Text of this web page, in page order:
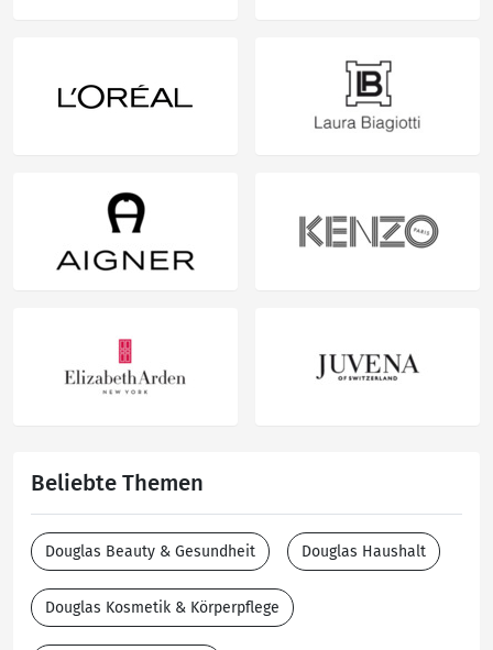
Beliebte Themen
Douglas Beauty & Gesundheit Douglas Haushalt
Douglas Kosmetik & Körperpflege